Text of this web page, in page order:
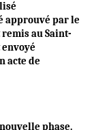
approuvé par le
au Saint-
acte de
phase.